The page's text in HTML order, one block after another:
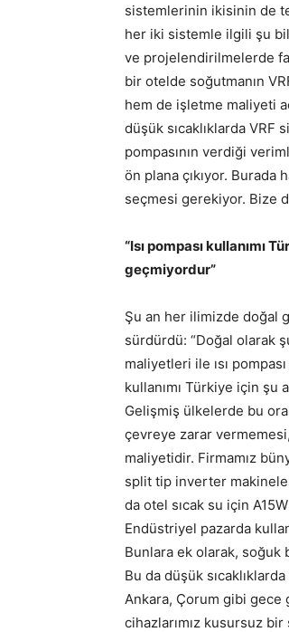
sistemlerinin ikisinin de
her iki sistemle ilgili şu
ve projelendirilmelerde
bir otelde soğutmanın
hem de işletme maliyeti
düşük sıcaklıklarda VRF
pompasının verdiği
ön plana çıkıyor. Burada
seçmesi gerekiyor. Bize
“Isı pompası kullanımı
geçmiyordur”
Şu an her ilimizde doğal
sürdürdü: “Doğal olarak
maliyetleri ile ısı
kullanımı Türkiye için şu
Gelişmiş ülkelerde bu
çevreye zarar
maliyetidir. Firmamız
split tip inverter
da otel sıcak su için
Endüstriyel pazarda
Bunlara ek olarak, soğuk
Bu da düşük
Ankara, Çorum gibi gece
cihazlarımız kusursuz bir